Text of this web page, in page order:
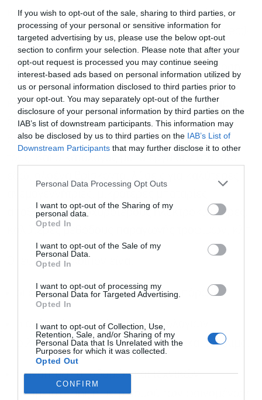
If you wish to opt-out of the sale, sharing to third parties, or
processing of your personal or sensitive information for
targeted advertising by us, please use the below opt-out
section to confirm your selection. Please note that after your
opt-out request is processed you may continue seeing
interest-based ads based on personal information utilized by
us or personal information disclosed to third parties prior to
your opt-out. You may separately opt-out of the further
disclosure of your personal information by third parties on the
IAB’s list of downstream participants. This information may
also be disclosed by us to third parties on the IAB’s List of
Downstream Participants that may further disclose it to other
Personal Data Processing Opt Outs
I want to opt-out of the Sharing of my
personal data.
Opted In
I want to opt-out of the Sale of my
Personal Data.
Opted In
I want to opt-out of processing my
Personal Data for Targeted Advertising.
Opted In
I want to opt-out of Collection, Use,
Retention, Sale, and/or Sharing of my
Personal Data that Is Unrelated with the
Purposes for which it was collected.
Opted Out
CONFIRM
και δείχνουν εφαρμόσιμα, διότι απαντούν
συγκεκριμένα στα ερωτήματα (για κάθε project):
τι θα γίνει, ποιος θα το κάνει, ποια υλικά ή
περιοχές θα επηρεάσουν, πόσο κοστίζει, πόση
διάρκεια έχει η υλοποίηση (σε παγκόσμια
κλίμακα) και πόσο θα μειώσει τα αέρια. Καμία
δράση από μόνη της δεν αρκεί αλλά πολλές
δράσεις πρέπει να γίνουν σε αρμονία μεταξύ
αποθήκευσης, ισχυρότερους ηλεκτροκινητήρες,
καλύτερες μεθόδους παραγωγής τροφίμων, κλπ.
Οι ευκαιρίες λοιπόν είναι
οι εξοικονομήσεις ενέργειας και πόρων,
η ανάπτυξη καινούργιων τεχνολογιών
φιλικότερων προς το περιβάλλον και το κλίμα,
η ανάπτυξη υποδομών και τεχνικών
αντιμετώπισης ή μετριασμού των φαινομένων